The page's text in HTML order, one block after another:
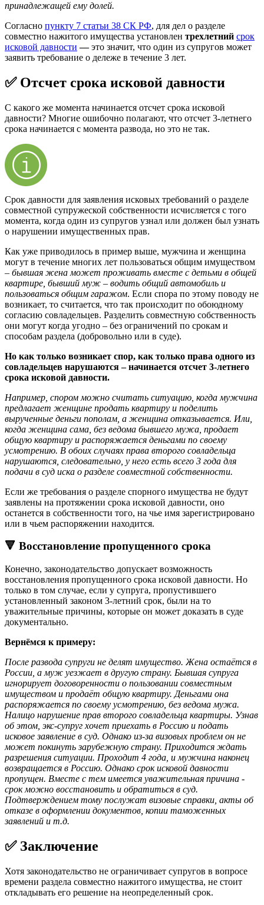
принадлежащей ему долей.
Согласно пункту 7 статьи 38 СК РФ, для дел о разделе
совместно нажитого имущества установлен трехлетний срок
исковой давности —это значит, что один из супругов может
заявить требование о дележе в течение 3 лет.
✅ Отсчет срока исковой давности
С какого же момента начинается отсчет срока исковой
давности? Многие ошибочно полагают, что отсчет 3-летнего
срока начинается с момента развода, но это не так.
Срок давности для заявления исковых требований о разделе
совместной супружеской собственности исчисляется с того
момента, когда один из супругов узнал или должен был узнать
о нарушении имущественных прав.
Как уже приводилось в пример выше, мужчина и женщина
могут в течение многих лет пользоваться общим имуществом
– бывшая жена может проживать вместе с детьми в общей
квартире, бывший муж – водить общий автомобиль и
пользоваться общим гаражом. Если спора по этому поводу не
возникает, то считается, что так происходит по обоюдному
согласию совладельцев. Разделить совместную собственность
они могут когда угодно – без ограничений по срокам и
способам раздела (добровольно или в суде).
Но как только возникает спор, как только права одного из
совладельцев нарушаются – начинается отсчет 3-летнего
срока исковой давности.
Например, спором можно считать ситуацию, когда мужчина
предлагает женщине продать квартиру и поделить
вырученные деньги пополам, а женщина отказывается. Или,
когда женщина сама, без ведома бывшего мужа, продает
общую квартиру и распоряжается деньгами по своему
усмотрению. В обоих случаях права второго совладельца
нарушаются, следовательно, у него есть всего 3 года для
подачи в суд иска о разделе совместной собственности.
Если же требования о разделе спорного имущества не будут
заявлены на протяжении срока исковой давности, оно
останется в собственности того, на чье имя зарегистрировано
или в чьем распоряжении находится.
🔻 Восстановление пропущенного срока
Конечно, законодательство допускает возможность
восстановления пропущенного срока исковой давности. Но
только в том случае, если у супруга, пропустившего
установленный законом 3-летний срок, были на то
уважительные причины, которые он может доказать в суде
документально.
Вернёмся к примеру:
После развода супруги не делят имущество. Жена остаётся в
России, а муж уезжает в другую страну. Бывшая супруга
игнорирует договоренности о пользовании совместным
имуществом и продаёт общую квартиру. Деньгами она
распоряжается по своему усмотрению, без ведома мужа.
Налицо нарушение прав второго совладельца квартиры. Узнав
об этом, экс-супруг хочет приехать в Россию и подать
исковое заявление в суд. Однако из-за визовых проблем он не
может покинуть зарубежную страну. Приходится ждать
разрешения ситуации. Проходит 4 года, и мужчина наконец
возвращается в Россию. Однако срок исковой давности
пропущен. Вместе с тем имеется уважительная причина -
срок можно восстановить и обратиться в суд.
Подтверждением тому послужат визовые справки, акты об
отказе в оформлении документов, копии таможенных
заявлений и т.д.
✅ Заключение
Хотя законодательство не ограничивает супругов в вопросе
времени раздела совместно нажитого имущества, не стоит
откладывать его решение на неопределенный срок.